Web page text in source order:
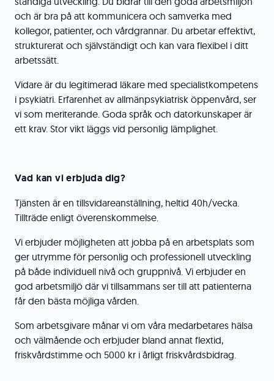
och är bra på att kommunicera och samverka med
kollegor, patienter, och vårdgrannar. Du arbetar effektivt,
strukturerat och självständigt och kan vara flexibel i ditt
arbetssätt.
Vidare är du legitimerad läkare med specialistkompetens
i psykiatri. Erfarenhet av allmänpsykiatrisk öppenvård, ser
vi som meriterande. Goda språk och datorkunskaper är
ett krav. Stor vikt läggs vid personlig lämplighet.
Vad kan vi erbjuda dig?
Tjänsten är en tillsvidareanställning, heltid 40h/vecka.
Tillträde enligt överenskommelse.
Vi erbjuder möjligheten att jobba på en arbetsplats som
ger utrymme för personlig och professionell utveckling
på både individuell nivå och gruppnivå. Vi erbjuder en
god arbetsmiljö där vi tillsammans ser till att patienterna
får den bästa möjliga vården.
Som arbetsgivare månar vi om våra medarbetares hälsa
och välmående och erbjuder bland annat flextid,
friskvårdstimme och 5000 kr i årligt friskvårdsbidrag.